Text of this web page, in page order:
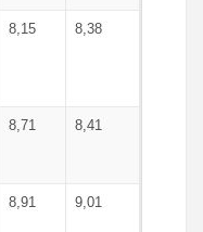
8,15 8,38
8,71 8,41
8,91 9,01